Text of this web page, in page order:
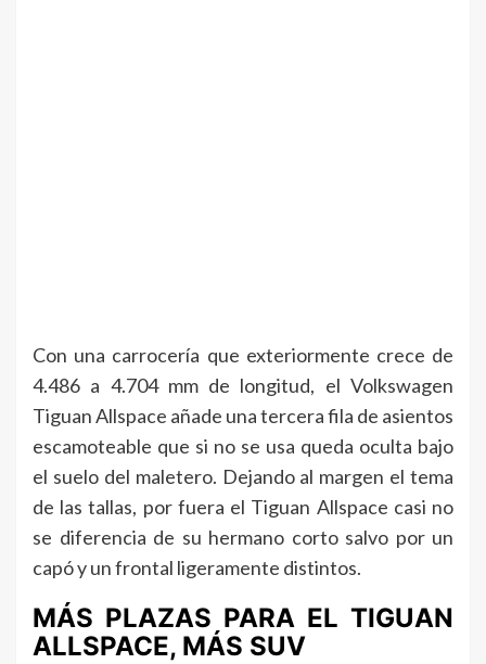
Con una carrocería que exteriormente crece de
4.486 a 4.704 mm de longitud, el Volkswagen
Tiguan Allspace añade una tercera fila de asientos
escamoteable que si no se usa queda oculta bajo
el suelo del maletero. Dejando al margen el tema
de las tallas, por fuera el Tiguan Allspace casi no
se diferencia de su hermano corto salvo por un
capó y un frontal ligeramente distintos.
MÁS PLAZAS PARA EL TIGUAN
ALLSPACE, MÁS SUV